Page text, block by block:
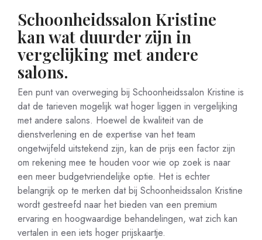
Schoonheidssalon Kristine
kan wat duurder zijn in
vergelijking met andere
salons.
Een punt van overweging bij Schoonheidssalon Kristine is
dat de tarieven mogelijk wat hoger liggen in vergelijking
met andere salons. Hoewel de kwaliteit van de
dienstverlening en de expertise van het team
ongetwijfeld uitstekend zijn, kan de prijs een factor zijn
om rekening mee te houden voor wie op zoek is naar
een meer budgetvriendelijke optie. Het is echter
belangrijk op te merken dat bij Schoonheidssalon Kristine
wordt gestreefd naar het bieden van een premium
ervaring en hoogwaardige behandelingen, wat zich kan
vertalen in een iets hoger prijskaartje.